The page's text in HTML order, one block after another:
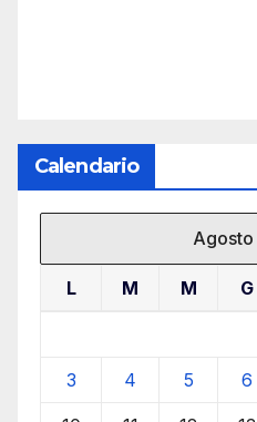
Calendario
L M M G
3 4 5 6